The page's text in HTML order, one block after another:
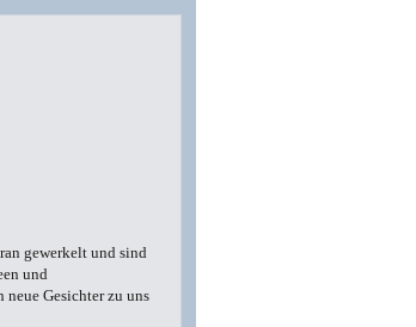
gewerkelt und sind
und
Gesichter zu uns